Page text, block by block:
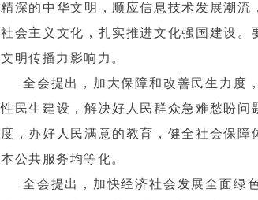
精深的中华文明，顺应信息技术发展潮
社会主义文化，扎实推进文化强国建设
文明传播力影响力。
全会提出，加大保障和改善民生力度
性民生建设，解决好人民群众急难愁盼问
度，办好人民满意的教育，健全社会保
本公共服务均等化。
全会提出，加快经济社会发展全面绿